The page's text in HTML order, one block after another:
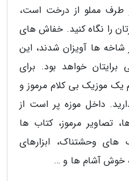
طرف مملو از درخت است،
را نگاه کنید. خفاش های
شاخه ها آویزان شدند، این
خواهد بود. برای
یک موزیک بی کلام مرموز و
داخل موزه پر است از
تصاویر مرموز، کتاب ها
وحشتناک، ابزارهای
خوش آشام ها و …